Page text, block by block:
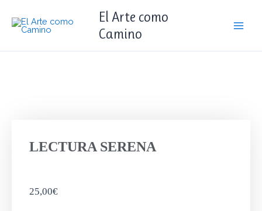
contenido
El Arte como
Camino
LECTURA SERENA
25,00€